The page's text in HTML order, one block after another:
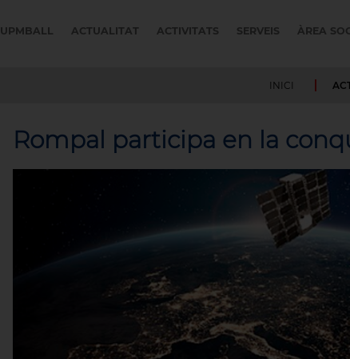
UPMBALL ACTUALITAT ACTIVITATS SERVEIS ÀREA
INICI
Rompal participa en la